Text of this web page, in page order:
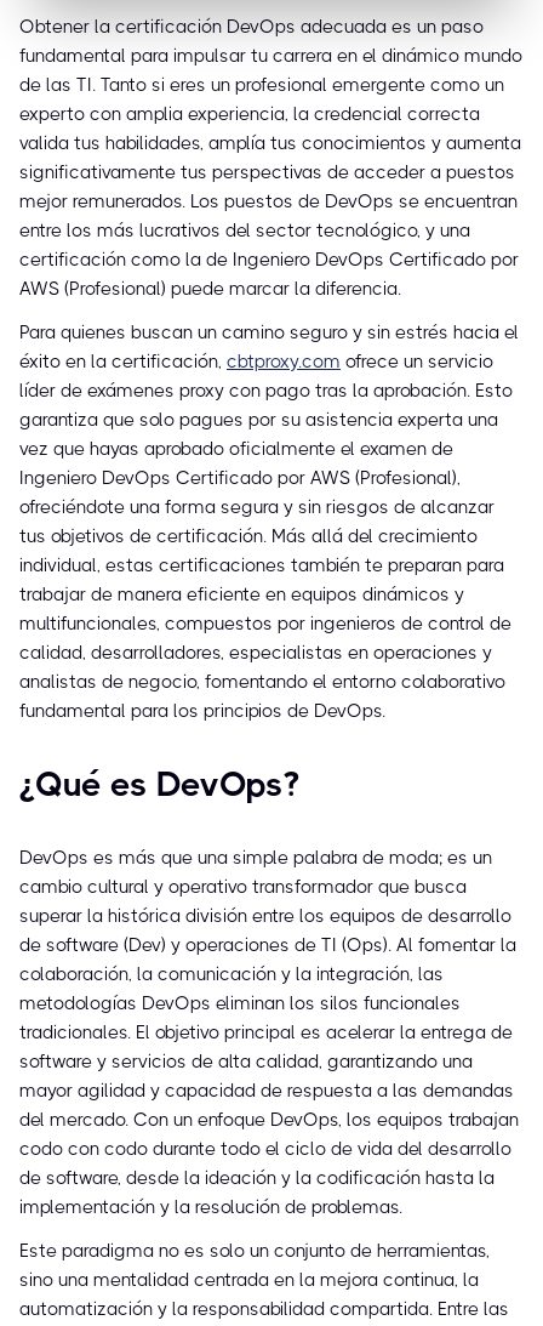
Obtener la certificación DevOps adecuada es un paso
fundamental para impulsar tu carrera en el dinámico mundo
de las TI. Tanto si eres un profesional emergente como un
experto con amplia experiencia, la credencial correcta
valida tus habilidades, amplía tus conocimientos y aumenta
significativamente tus perspectivas de acceder a puestos
mejor remunerados. Los puestos de DevOps se encuentran
entre los más lucrativos del sector tecnológico, y una
certificación como la de Ingeniero DevOps Certificado por
AWS (Profesional) puede marcar la diferencia.
Para quienes buscan un camino seguro y sin estrés hacia el
éxito en la certificación, cbtproxy.com ofrece un servicio
líder de exámenes proxy con pago tras la aprobación. Esto
garantiza que solo pagues por su asistencia experta una
vez que hayas aprobado oficialmente el examen de
Ingeniero DevOps Certificado por AWS (Profesional),
ofreciéndote una forma segura y sin riesgos de alcanzar
tus objetivos de certificación. Más allá del crecimiento
individual, estas certificaciones también te preparan para
trabajar de manera eficiente en equipos dinámicos y
multifuncionales, compuestos por ingenieros de control de
calidad, desarrolladores, especialistas en operaciones y
analistas de negocio, fomentando el entorno colaborativo
fundamental para los principios de DevOps.
¿Qué es DevOps?
DevOps es más que una simple palabra de moda; es un
cambio cultural y operativo transformador que busca
superar la histórica división entre los equipos de desarrollo
de software (Dev) y operaciones de TI (Ops). Al fomentar la
colaboración, la comunicación y la integración, las
metodologías DevOps eliminan los silos funcionales
tradicionales. El objetivo principal es acelerar la entrega de
software y servicios de alta calidad, garantizando una
mayor agilidad y capacidad de respuesta a las demandas
del mercado. Con un enfoque DevOps, los equipos trabajan
codo con codo durante todo el ciclo de vida del desarrollo
de software, desde la ideación y la codificación hasta la
implementación y la resolución de problemas.
Este paradigma no es solo un conjunto de herramientas,
sino una mentalidad centrada en la mejora continua, la
automatización y la responsabilidad compartida. Entre las